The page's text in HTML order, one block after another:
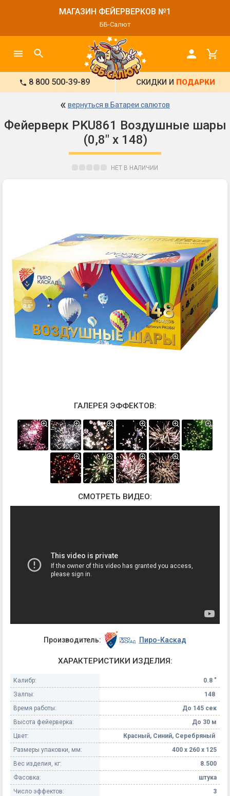
МАГАЗИН ФЕЙЕРВЕРКОВ №1
ББ-Салют
8 800 500-39-89 СКИДКИ И ПОДАРКИ
« вернуться в Батареи салютов
Фейерверк PKU861 Воздушные шары
(0,8" х 148)
НЕТ В НАЛИЧИИ
ГАЛЕРЕЯ ЭФФЕКТОВ:
СМОТРЕТЬ ВИДЕО:
Производитель: Пиро-Каскад
ХАРАКТЕРИСТИКИ ИЗДЕЛИЯ:
Калибр:
0.8 "
Залпы:
148
Время работы:
До 145 сек
Высота фейерверка:
До 30 м
Цвет:
Красный, Синий, Серебряный
Размеры упаковки, мм:
400 х 260 х 125
Вес изделия, кг:
8.500
Фасовка:
штука
Число эффектов:
3